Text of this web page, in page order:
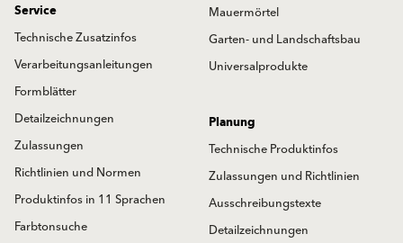
Mauermörtel
Garten- und Landschaftsbau
Universalprodukte
Service
Technische Zusatzinfos
Verarbeitungsanleitungen
Formblätter
Detailzeichnungen
Zulassungen
Richtlinien und Normen
Produktinfos in 11 Sprachen
Farbtonsuche
Planung
Technische Produktinfos
Zulassungen und Richtlinien
Ausschreibungstexte
Detailzeichnungen